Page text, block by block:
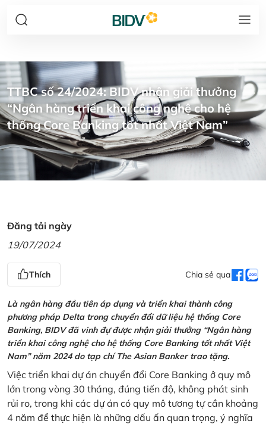
TTBC số 24/2024: BIDV nhận giải thưởng
“Ngân hàng triển khai công nghệ cho hệ
thống Core Banking tốt nhất Việt Nam”
Đăng tải ngày
19/07/2024
Thích Chia sẻ qua
Là ngân hàng đầu tiên áp dụng và triển khai thành công
phương pháp Delta trong chuyển đổi dữ liệu hệ thống Core
Banking, BIDV đã vinh đự được nhận giải thưởng “Ngân hàng
triển khai công nghệ cho hệ thống Core Banking tốt nhất Việt
Nam” năm 2024 do tạp chí The Asian Banker trao tặng.
Việc triển khai dự án chuyển đổi Core Banking ở quy mô
lớn trong vòng 30 tháng, đúng tiến độ, không phát sinh
rủi ro, trong khi các dự án có quy mô tương tự cần khoảng
4 năm để thực hiện là những dấu ấn quan trọng, ý nghĩa